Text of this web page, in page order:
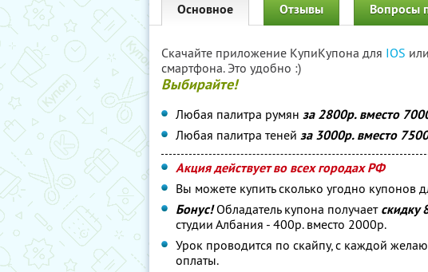
Основное Отзывы Вопросы
Скачайте приложение КупиКупона для IOS или
смартфона. Это удобно :)
Выбирайте!
Любая палитра румян за 2800р. вместо
Любая палитра теней за 3000р. вместо
Акция действует во всех городах РФ
Вы можете купить сколько угодно купонов
Бонус!Обладатель купона получаетскидку
студии Албания - 400р. вместо 2000р.
Урок проводится по скайпу, с каждой
оплаты.